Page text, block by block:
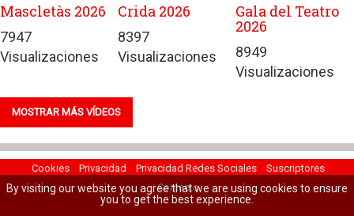
Mascletàs 2026
7947
Visualizaciones
Crida 2026
8397
Visualizaciones
Gala del Teatro
2026
8949
Visualizaciones
MOSTRAR MÁS VÍDEOS
Cookies Privacidad Privacidad Redes Sociales
Suscriptores
Contacto
By visiting our website you agree that we are using cookies to ensure
you to get the best experience.